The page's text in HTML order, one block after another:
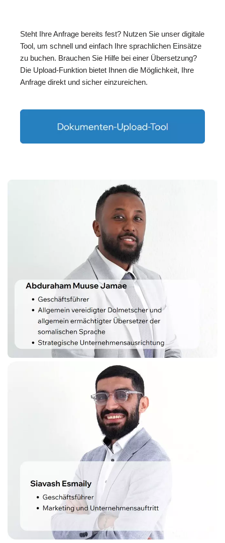
Steht Ihre Anfrage bereits fest? Nutzen Sie unser digitale
Tool, um schnell und einfach Ihre sprachlichen Einsätze
zu buchen. Brauchen Sie Hilfe bei einer Übersetzung?
Die Upload-Funktion bietet Ihnen die Möglichkeit, Ihre
Anfrage direkt und sicher einzureichen.